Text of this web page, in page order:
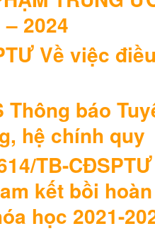
2024
Về việc
Thông báo
hệ chính quy
TB-
kết bồi
học 2021-